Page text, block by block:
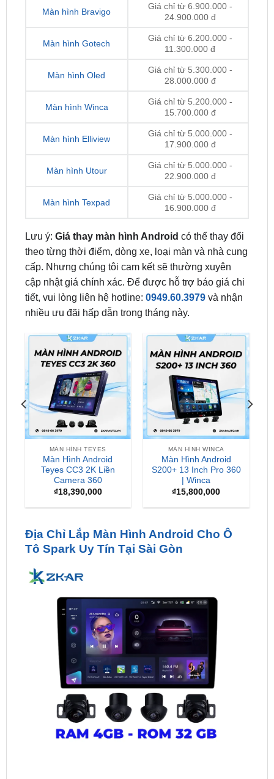
Màn hình Gotech
Giá chỉ từ 6.200.000 -
11.300.000 đ
Màn hình Oled
Giá chỉ từ 5.300.000 -
28.000.000 đ
Màn hình Winca
Giá chỉ từ 5.200.000 -
15.700.000 đ
Màn hình Elliview
Giá chỉ từ 5.000.000 -
17.900.000 đ
Màn hình Utour
Giá chỉ từ 5.000.000 -
22.900.000 đ
Màn hình Texpad
Giá chỉ từ 5.000.000 -
16.900.000 đ
Lưu ý:Giá thay màn hình Androidcó thể thay đổi
cấp. Nhưng chúng tôi cam kết sẽ thường xuyên
cập nhật giá chính xác. Để được hỗ trợ báo giá chi
tiết, vui lòng liên hệ hotline:0949.60.3979 và nhận
nhiều ưu đãi hấp dẫn trong tháng này.
MÀN HÌNH TEYES
Màn Hình Android
Teyes CC3 2K Liền
Camera 360
₫18,390,000
MÀN HÌNH WINCA
Màn Hình Android
S200+ 13 Inch Pro 360
| Winca
₫15,800,000